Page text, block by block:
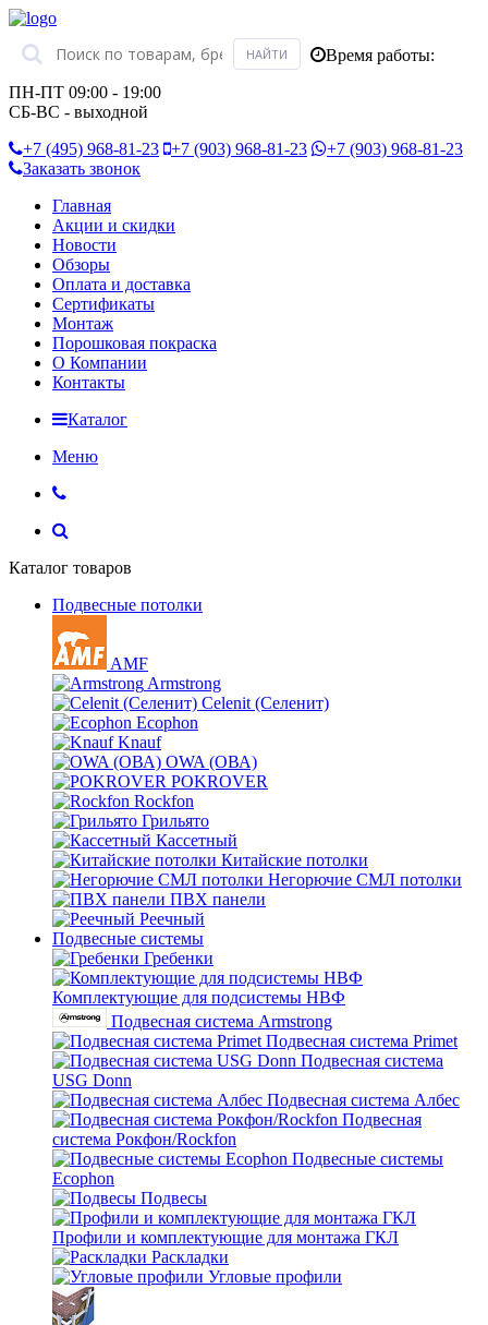
Время работы:
ПН-ПТ 09:00 - 19:00
СБ-ВС - выходной
+7 (495) 968-81-23 +7 (903) 968-81-23 +7 (903) 968-81-23
Заказать звонок
Главная
Акции и скидки
Новости
Обзоры
Оплата и доставка
Сертификаты
Монтаж
Порошковая покраска
О Компании
Контакты
Каталог
Меню
Каталог товаров
Подвесные потолки
AMF
Armstrong
Celenit (Селенит)
Ecophon
Knauf
OWA (ОВА)
POKROVER
Rockfon
Грильято
Кассетный
Китайские потолки
Негорючие СМЛ потолки
ПВХ панели
Реечный
Подвесные системы
Гребенки
Комплектующие для подсистемы НВФ
Подвесная система Armstrong
Подвесная система Primet
Подвесная система
USG Donn
Подвесная система Албес
Подвесная
система Рокфон/Rockfon
Подвесные системы
Ecophon
Подвесы
Профили и комплектующие для монтажа ГКЛ
Раскладки
Угловые профили